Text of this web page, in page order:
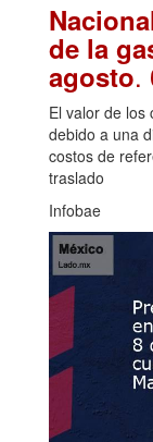
de la
agosto.
El valor de los
debido a una
costos de
traslado
Infobae